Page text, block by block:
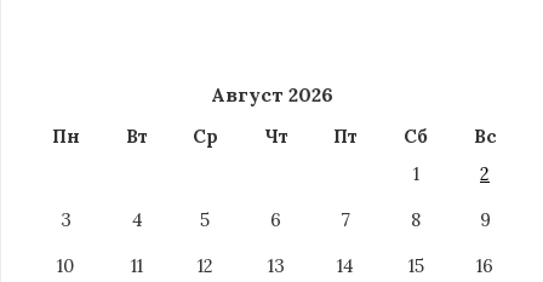
Август 2026
Пн Вт Ср Чт Пт Сб
Вс
1
2
3
4 5 6 7 8
9
10
11 12 13 14 15
16